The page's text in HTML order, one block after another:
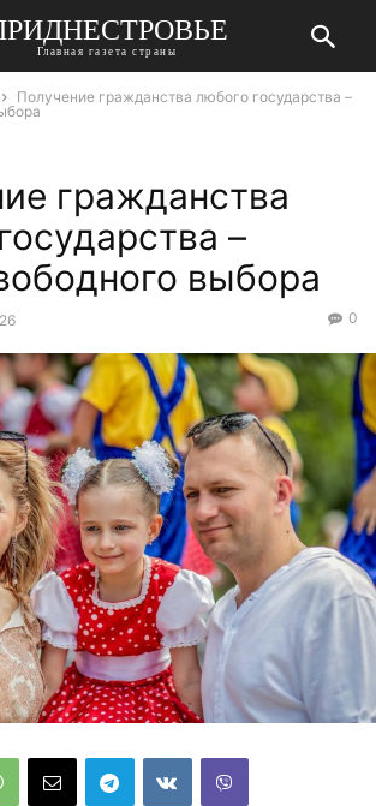
Главная газета страны
Получение гражданства любого государства –
гражданства
–
выбора
0